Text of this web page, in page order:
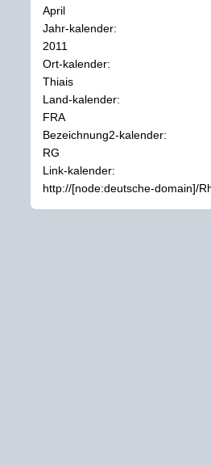
April
Jahr-kalender:
2011
Ort-kalender:
Thiais
Land-kalender:
FRA
Bezeichnung2-kalender:
RG
Link-kalender:
http://[node:deutsche-domain]/